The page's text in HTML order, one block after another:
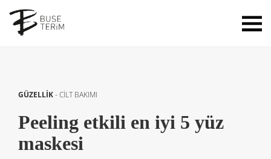
GÜZELLİK-CİLT BAKIMI
Peeling etkili en iyi 5 yüz
maskesi